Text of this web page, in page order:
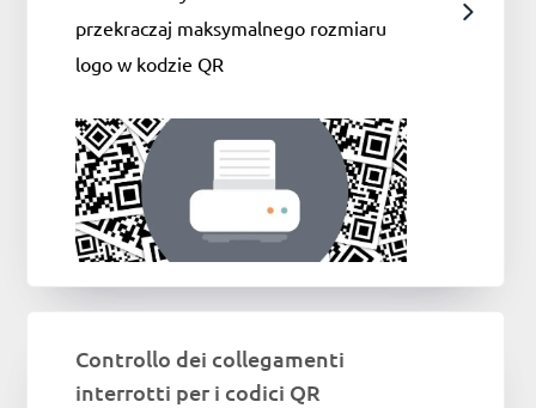
przekraczaj maksymalnego rozmiaru
logo w kodzie QR
Controllo dei collegamenti
interrotti per i codici QR